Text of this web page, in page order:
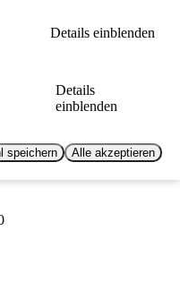
Details einblenden
Details
einblenden
speichern Alle akzeptieren